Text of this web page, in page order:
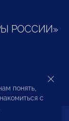
РОССИИ»
и
понять,
с